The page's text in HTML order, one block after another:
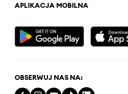
APLIKACJA MOBILNA
OBSERWUJ NAS NA: